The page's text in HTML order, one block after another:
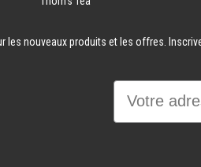
les nouveaux produits et les offres.
Email